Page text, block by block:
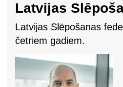
Latvijas
Latvijas Slēpošanas
četriem gadiem.